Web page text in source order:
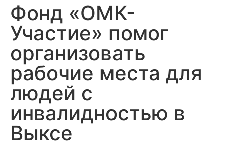
Фонд «ОМК-
Участие» помог
организовать
рабочие места для
людей с
инвалидностью в
Выксе